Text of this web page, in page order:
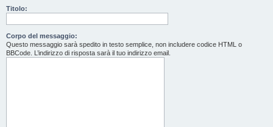
Titolo:
Corpo del messaggio:
Questo messaggio sarà spedito in testo semplice, non includere codice HTML o
BBCode. L’indirizzo di risposta sarà il tuo indirizzo email.